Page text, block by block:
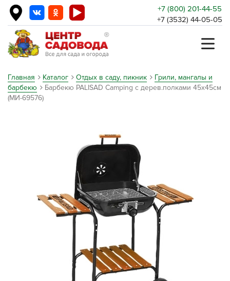
+7 (800) 201-44-55
+7 (3532) 44-05-05
Главная Каталог Отдых в саду, пикник
Грили, мангалы и
барбекю
Барбекю PALISAD Camping с дерев.полками 45х45см
(МИ-69576)